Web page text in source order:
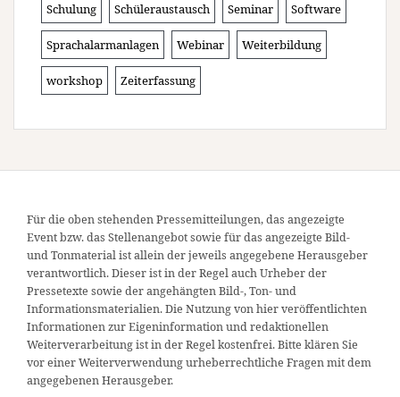
Schulung Schüleraustausch Seminar Software
Sprachalarmanlagen Webinar Weiterbildung
workshop Zeiterfassung
Für die oben stehenden Pressemitteilungen, das angezeigte
Event bzw. das Stellenangebot sowie für das angezeigte Bild-
und Tonmaterial ist allein der jeweils angegebene Herausgeber
verantwortlich. Dieser ist in der Regel auch Urheber der
Pressetexte sowie der angehängten Bild-, Ton- und
Informationsmaterialien. Die Nutzung von hier veröffentlichten
Informationen zur Eigeninformation und redaktionellen
Weiterverarbeitung ist in der Regel kostenfrei. Bitte klären Sie
vor einer Weiterverwendung urheberrechtliche Fragen mit dem
angegebenen Herausgeber.